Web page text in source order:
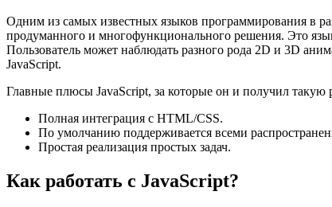
Одним из самых известных языков программирования в
продуманного и многофункционального решения. Это
Пользователь может наблюдать разного рода 2D и 3D
JavaScript.
Главные плюсы JavaScript, за которые он и получил такую
Полная интеграция с HTML/CSS.
По умолчанию поддерживается всеми
Простая реализация простых задач.
Как работать с JavaScript?